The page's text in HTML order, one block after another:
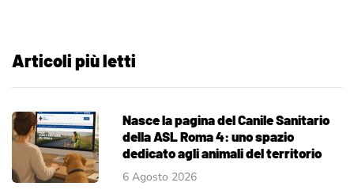
Articoli più letti
Nasce la pagina del Canile Sanitario
della ASL Roma 4: uno spazio
dedicato agli animali del territorio
6 Agosto 2026